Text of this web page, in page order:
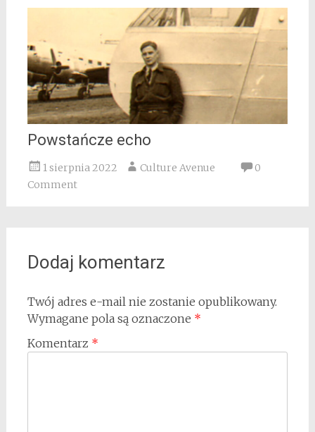
Powstańcze echo
1 sierpnia 2022 Culture Avenue
0
Comment
Dodaj komentarz
Twój adres e-mail nie zostanie opublikowany.
Wymagane pola są oznaczone *
Komentarz *